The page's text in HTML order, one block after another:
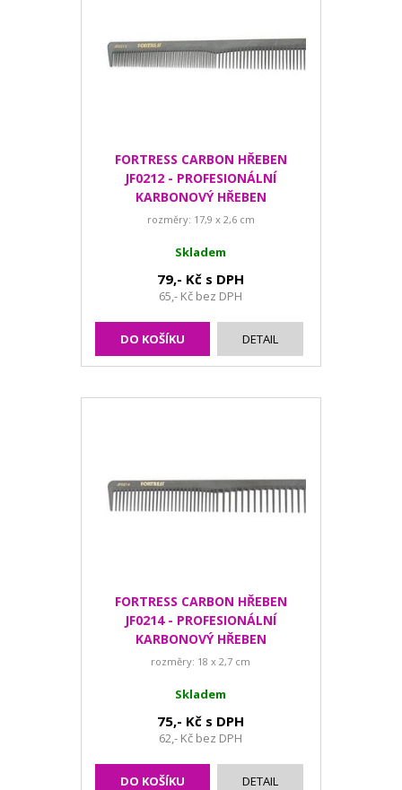
FORTRESS CARBON HŘEBEN
JF0212 - PROFESIONÁLNÍ
KARBONOVÝ HŘEBEN
rozměry: 17,9 x 2,6 cm
Skladem
79,- Kč s DPH
65,- Kč bez DPH
DO KOŠÍKU DETAIL
FORTRESS CARBON HŘEBEN
JF0214 - PROFESIONÁLNÍ
KARBONOVÝ HŘEBEN
rozměry: 18 x 2,7 cm
Skladem
75,- Kč s DPH
62,- Kč bez DPH
DO KOŠÍKU DETAIL